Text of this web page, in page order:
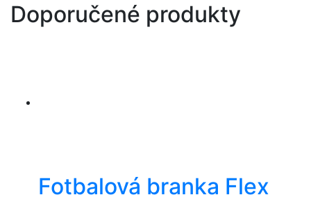
Doporučené produkty
Fotbalová branka Flex